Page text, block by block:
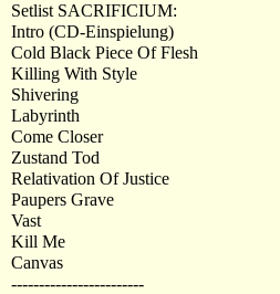
Setlist SACRIFICIUM:
Intro (CD-Einspielung)
Cold Black Piece Of Flesh
Killing With Style
Shivering
Labyrinth
Come Closer
Zustand Tod
Relativation Of Justice
Paupers Grave
Vast
Kill Me
Canvas
------------------------